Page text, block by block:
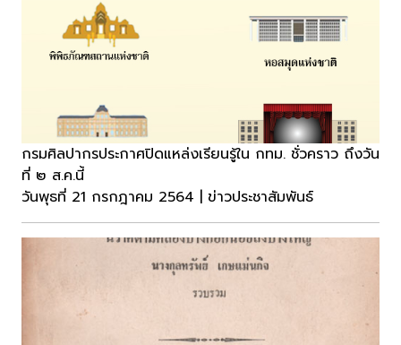
กรมศิลปากรประกาศปิดแหล่งเรียนรู้ใน กทม. ชั่วคราว ถึงวัน
ที่ ๒ ส.ค.นี้
วันพุธที่ 21 กรกฎาคม 2564 | ข่าวประชาสัมพันธ์